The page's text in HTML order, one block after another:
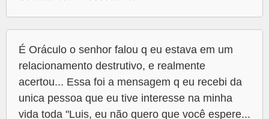
É Oráculo o senhor falou q eu estava em um
relacionamento destrutivo, e realmente
acertou... Essa foi a mensagem q eu recebi da
unica pessoa que eu tive interesse na minha
vida toda "Luis, eu não quero que você espere...